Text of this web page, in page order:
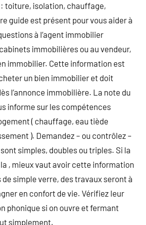
toiture, isolation, chauffage,
guide est présent pour vous aider à
à l’agent immobilier
immobilières ou au vendeur,
immobilier. Cette information est
un bien immobilier et doit
l’annonce immobilière. La note du
informe sur les compétences
( chauffage, eau tiède
). Demandez – ou contrôlez –
simples, doubles ou triples. Si la
, mieux vaut avoir cette information
simple verre, des travaux seront à
en confort de vie. Vérifiez leur
phonique si on ouvre et fermant
simplement.